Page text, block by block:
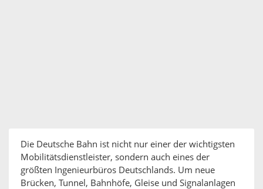
Die Deutsche Bahn ist nicht nur einer der wichtigsten
Mobilitätsdienstleister, sondern auch eines der
größten Ingenieurbüros Deutschlands. Um neue
Brücken, Tunnel, Bahnhöfe, Gleise und Signalanlagen